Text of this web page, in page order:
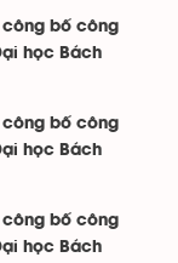
công bố công
học Bách
công bố công
học Bách
công bố công
học Bách